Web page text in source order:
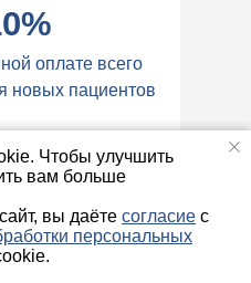
оплате всего
новых пациентов
Чтобы улучшить
вам больше
вы даёте согласие с
персональных